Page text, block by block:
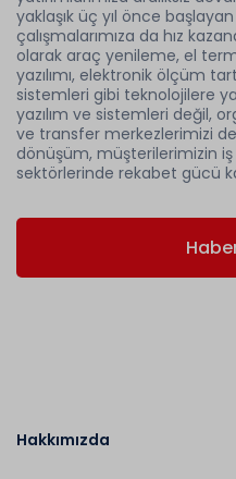
yaklaşık üç yıl önce
çalışmalarımıza da hız
olarak araç yenileme, el
yazılımı, elektronik ölçüm
sistemleri gibi teknolojilere
yazılım ve sistemleri değil,
ve transfer merkezlerimizi
dönüşüm, müşterilerimizin iş
sektörlerinde rekabet gücü
Hakkımızda